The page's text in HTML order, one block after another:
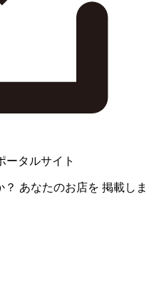
ータルサイト
？ あなたのお店を 掲載しま